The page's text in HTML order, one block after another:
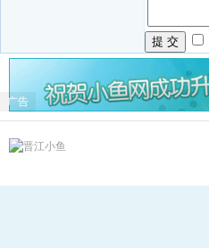
提 交
广告